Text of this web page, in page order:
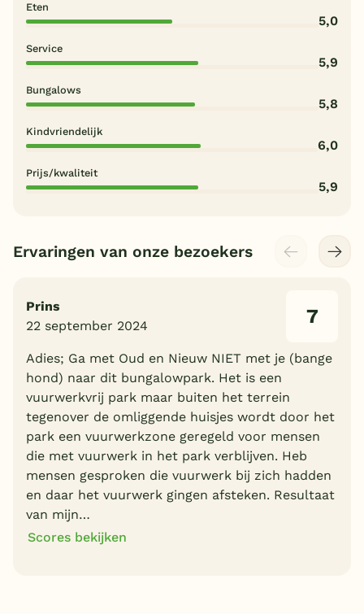
Eten
5,0
Service
5,9
Bungalows
5,8
Kindvriendelijk
6,0
Prijs/kwaliteit
5,9
Ervaringen van onze bezoekers
Prins
22 september 2024
7
Adies; Ga met Oud en Nieuw NIET met je (bange
hond) naar dit bungalowpark. Het is een
vuurwerkvrij park maar buiten het terrein
tegenover de omliggende huisjes wordt door het
park een vuurwerkzone geregeld voor mensen
die met vuurwerk in het park verblijven. Heb
mensen gesproken die vuurwerk bij zich hadden
en daar het vuurwerk gingen afsteken. Resultaat
van mijn…
Scores bekijken